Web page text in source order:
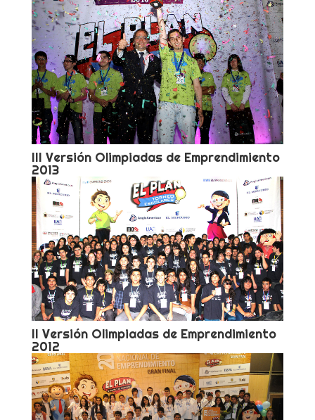
III Versión Olimpiadas de Emprendimiento
2013
II Versión Olimpiadas de Emprendimiento
2012